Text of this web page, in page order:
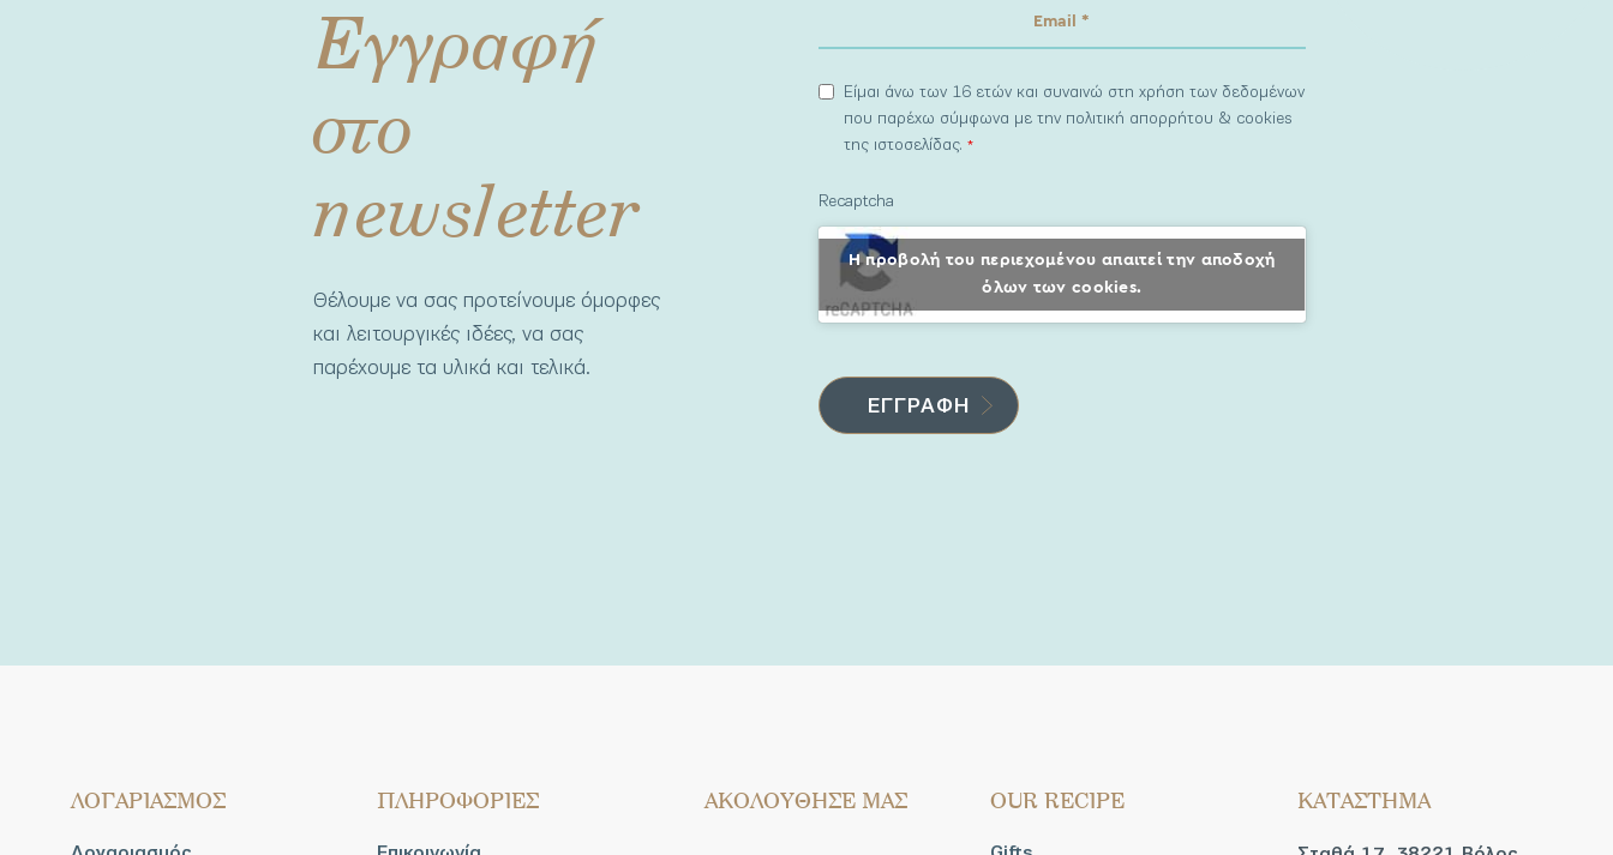
Εγγραφή
στο
newsletter
Θέλουμε να σας προτείνουμε όμορφες
και λειτουργικές ιδέες, να σας
παρέχουμε τα υλικά και τελικά.
Είμαι άνω των 16 ετών και συναινώ στη χρήση των δεδομένων
που παρέχω σύμφωνα με την πολιτική απορρήτου & cookies
της ιστοσελίδας.*
Recaptcha
Η προβολή του περιεχομένου απαιτεί την αποδοχή
όλων των cookies.
ΛΟΓΑΡΙΑΣΜΟΣ ΠΛΗΡΟΦΟΡΙΕΣ AΚΟΛΟΥΘΗΣΕ ΜΑΣ OUR RECIPE ΚΑΤΑΣΤΗΜΑ